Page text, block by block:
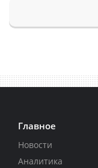
Главное
Новости
Аналитика